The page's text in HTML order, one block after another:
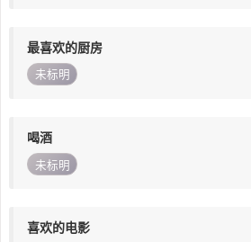
最喜欢的厨房
未标明
喝酒
未标明
喜欢的电影